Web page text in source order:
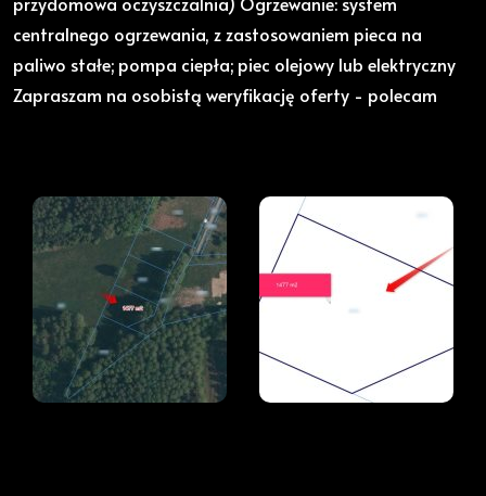
centralnego ogrzewania, z zastosowaniem pieca na
paliwo stałe; pompa ciepła; piec olejowy lub elektryczny
Zapraszam na osobistą weryfikację oferty - polecam